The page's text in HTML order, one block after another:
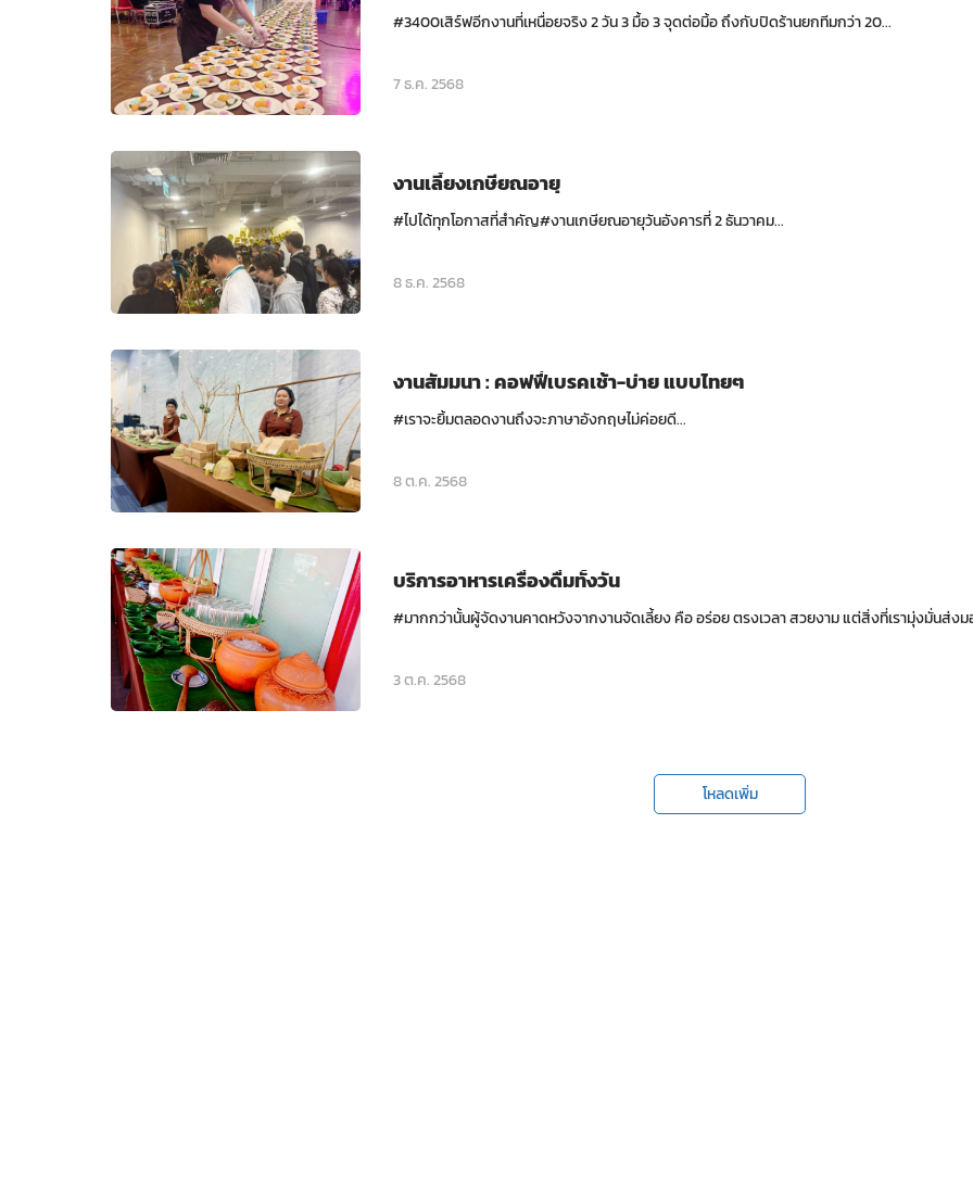
#3400เสิร์ฟอีกงานที่เหนื่อยจริง 2 วัน 3 มื้อ 3 จุดต่อมิ้อ ถึงกับปิดร้านยกทีมกว่า 20...
7 ธ.ค. 2568
งานเลี้ยงเกษียณอายุ
#ไปได้ทุกโอกาสที่สำคัญ#งานเกษียณอายุวันอังคารที่ 2 ธันวาคม...
8 ธ.ค. 2568
งานสัมมนา : คอฟฟี่เบรคเช้า-บ่าย แบบไทยๆ
#เราจะยิ้มตลอดงานถึงจะภาษาอังกฤษไม่ค่อยดี...
8 ต.ค. 2568
บริการอาหารเครื่องดื่มทั้งวัน
#มากกว่านั้นผู้จัดงานคาดหวังจากงานจัดเลี้ยง คือ อร่อย ตรงเวลา สวยงาม แต่สิ่งที่เรามุ่งมั่นส่งม
3 ต.ค. 2568
โหลดเพิ่ม